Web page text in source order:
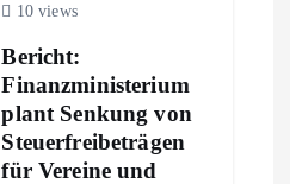
10 views
Bericht:
Finanzministerium
plant Senkung von
Steuerfreibeträgen
für Vereine und